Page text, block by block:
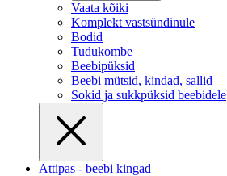
Vaata kõiki
Komplekt vastsündinule
Bodid
Tudukombe
Beebipüksid
Beebi mütsid, kindad, sallid
Sokid ja sukkpüksid beebidele
Attipas - beebi kingad